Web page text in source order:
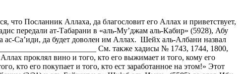
Посланник Аллаха, да благословит его Аллах и приветствует,
передали ат-Табарани в «аль-Му’джам аль-Кабир» (5928), Абу
ас-Са’иди, да будет доволен им Аллах. Шейх аль-Албани назвал
См. также хадисы № 1743, 1744, 1800,
проклял вино и того, кто его выжимает и того, кому его
кто его покупает и того, кто ест заработанное на этом!» Этот